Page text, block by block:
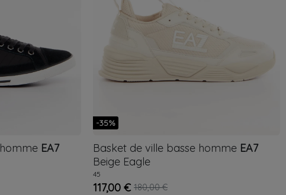
EA7
-35%
Basket de ville basse homme EA7
Beige Eagle
45
117,00 € 180,00 €